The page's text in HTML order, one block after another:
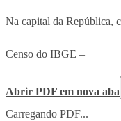
Na capital da República,
Censo do IBGE –
Abrir PDF em nova aba
Carregando PDF...